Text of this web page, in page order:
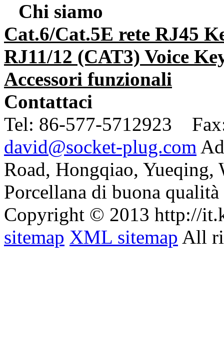
Chi siamo
Cat.6/Cat.5E rete RJ45
RJ11/12 (CAT3) Voice
Accessori funzionali
Contattaci
Tel: 86-577-5712923
david@socket-plug.com
Road, Hongqiao, Yueqing,
Porcellana di buona
Copyright © 2013 http://
sitemap XML sitemap All